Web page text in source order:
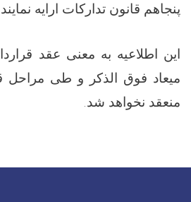
پنجاهم قانون تدارکات ارایه نمایند
این اطلاعیه به معنی عقد
میعاد فوق الذکر و طی مراحل
منعقد نخواهد شد.